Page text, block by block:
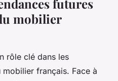
futures
mobilier
rôle clé dans les
mobilier français. Face à